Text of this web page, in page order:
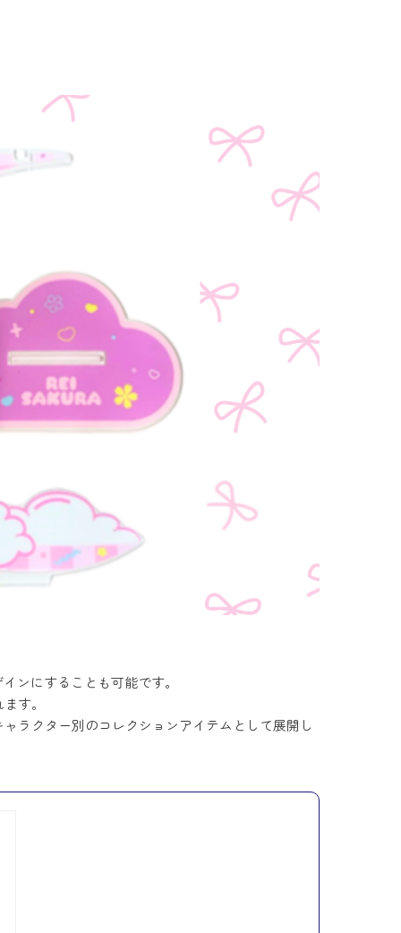
ンにすることも可能です。
す。
ラクター別のコレクションアイテムとして展開し